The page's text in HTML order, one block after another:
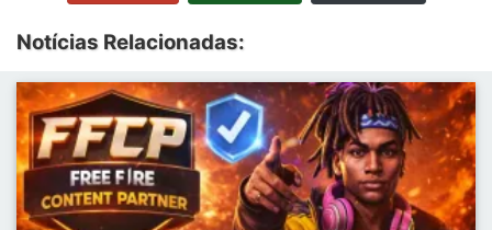
Notícias Relacionadas: